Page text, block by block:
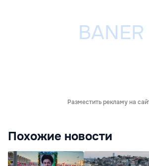
Разместить рекламу на
Похожие новости